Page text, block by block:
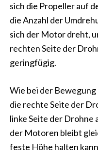
sich die Propeller auf
die Anzahl der
sich der Motor dreht,
rechten Seite der
geringfügig.
Wie bei der Bewegung
die rechte Seite der
linke Seite der Drohne
der Motoren bleibt
feste Höhe halten